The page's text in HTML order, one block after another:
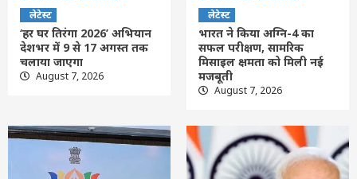
लेटेस्ट
‘हर घर तिरंगा 2026’ अभियान
देशभर में 9 से 17 अगस्त तक
चलाया जाएगा
August 7, 2026
लेटेस्ट
भारत ने किया अग्नि-4 का
सफल परीक्षण, सामरिक
मिसाइल क्षमता को मिली नई
मजबूती
August 7, 2026